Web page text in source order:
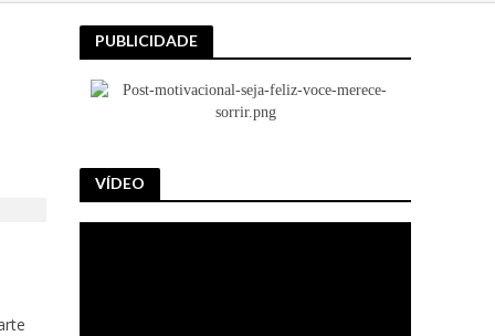
PUBLICIDADE
VÍDEO